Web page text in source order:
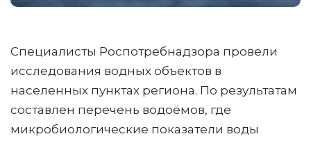
Специалисты Роспотребнадзора провели
исследования водных объектов в
населенных пунктах региона. По результатам
составлен перечень водоёмов, где
микробиологические показатели воды